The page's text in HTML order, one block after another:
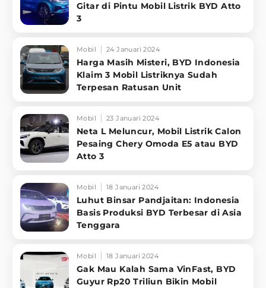
Gitar di Pintu Mobil Listrik BYD Atto
3
Mobil 24 Januari 2024
Harga Masih Misteri, BYD Indonesia
Klaim 3 Mobil Listriknya Sudah
Terpesan Ratusan Unit
Mobil 23 Januari 2024
Neta L Meluncur, Mobil Listrik Calon
Pesaing Chery Omoda E5 atau BYD
Atto 3
Mobil 18 Januari 2024
Luhut Binsar Pandjaitan: Indonesia
Basis Produksi BYD Terbesar di Asia
Tenggara
Mobil 18 Januari 2024
Gak Mau Kalah Sama VinFast, BYD
Guyur Rp20 Triliun Bikin Mobil